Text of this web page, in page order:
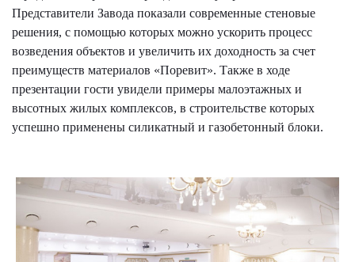
Представители Завода показали современные стеновые
решения, с помощью которых можно ускорить процесс
возведения объектов и увеличить их доходность за счет
преимуществ материалов «Поревит». Также в ходе
презентации гости увидели примеры малоэтажных и
высотных жилых комплексов, в строительстве которых
успешно применены силикатный и газобетонный блоки.